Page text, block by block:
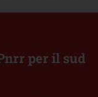
per il sud